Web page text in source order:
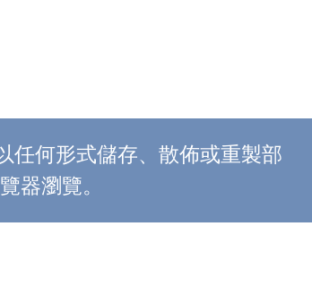
任何形式儲存、散佈或重製部
器瀏覽。